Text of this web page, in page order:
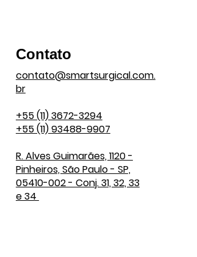
contato@smartsurgical.com.
br
+55 (11) 3672-3294
+55 (11) 93488-9907
R. Alves Guimarães, 1120 -
Pinheiros, São Paulo - SP,
05410-002 - Conj. 31, 32, 33
e 34
Contato